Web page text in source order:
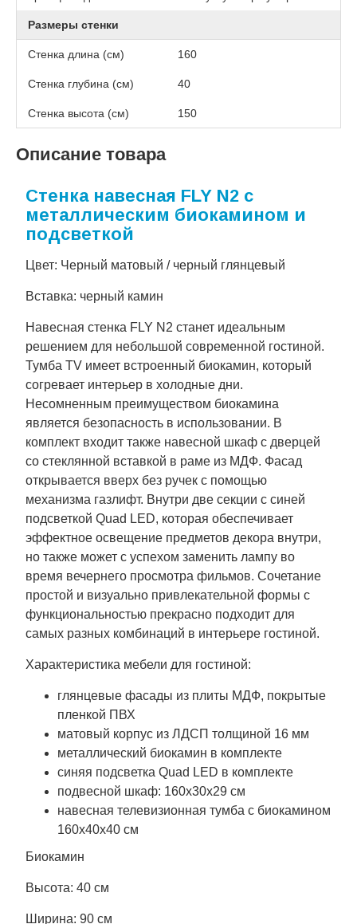
Размеры стенки
Стенка длина (см) 160
Стенка глубина (см) 40
Стенка высота (см) 150
Описание товара
Стенка навесная FLY N2 с
металлическим биокамином и
подсветкой
Цвет: Черный матовый / черный глянцевый
Вставка: черный камин
Навесная стенка FLY N2 станет идеальным
решением для небольшой современной гостиной.
Тумба TV имеет встроенный биокамин, который
согревает интерьер в холодные дни.
Несомненным преимуществом биокамина
является безопасность в использовании. В
комплект входит также навесной шкаф с дверцей
со стеклянной вставкой в раме из МДФ. Фасад
открывается вверх без ручек с помощью
механизма газлифт. Внутри две секции с синей
подсветкой Quad LED, которая обеспечивает
эффектное освещение предметов декора внутри,
но также может с успехом заменить лампу во
время вечернего просмотра фильмов. Сочетание
простой и визуально привлекательной формы с
функциональностью прекрасно подходит для
самых разных комбинаций в интерьере гостиной.
Характеристика мебели для гостиной:
глянцевые фасады из плиты МДФ, покрытые
пленкой ПВХ
матовый корпус из ЛДСП толщиной 16 мм
металлический биокамин в комплекте
синяя подсветка Quad LED в комплекте
подвесной шкаф: 160x30x29 см
навесная телевизионная тумба с биокамином
160x40x40 см
Биокамин
Высота: 40 см
Ширина: 90 см